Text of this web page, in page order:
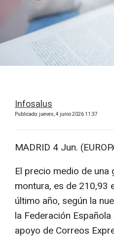
Infosalus
Publicado: jueves, 4 junio 2026 11:37
MADRID 4 Jun.
El precio medio de
montura, es de 210,93
último año, según la
la Federación
apoyo de Correos